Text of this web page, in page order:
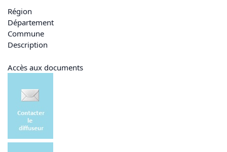
Région
Département
Commune
Description
Accès aux documents